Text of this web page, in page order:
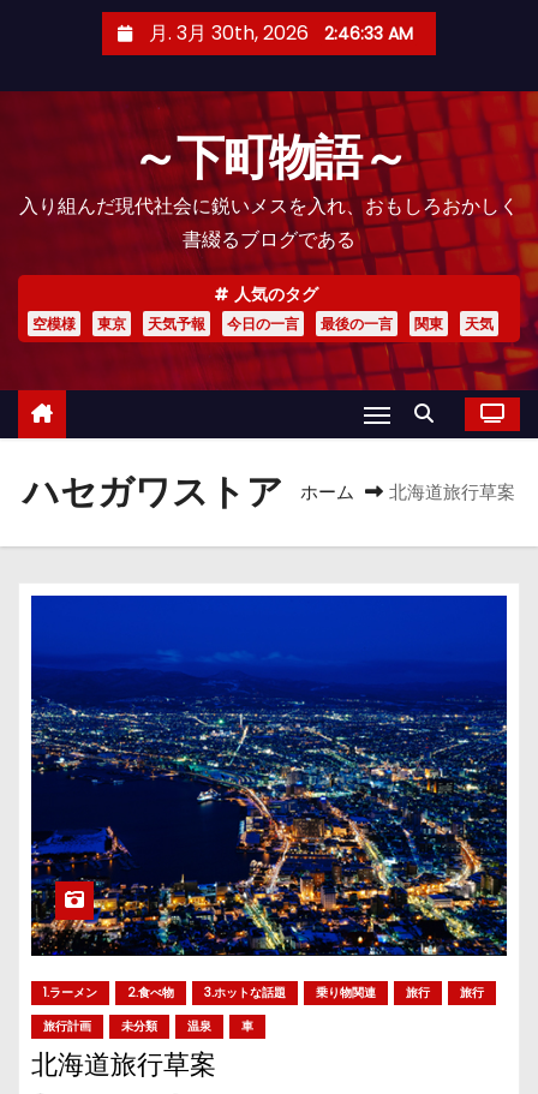
月. 3月 30th, 2026 2:46:33 AM
～下町物語～
入り組んだ現代社会に鋭いメスを入れ、おもしろおかしく
書綴るブログである
人気のタグ
空模様 東京 天気予報 今日の一言 最後の一言 関東 天気
ハセガワストア ホーム 北海道旅行草案
1.ラーメン 2.食べ物 3.ホットな話題 乗り物関連 旅行
旅行
旅行計画
未分類 温泉 車
北海道旅行草案